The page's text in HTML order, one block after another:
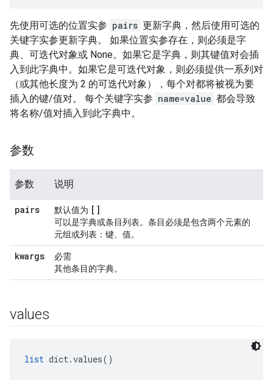
先使用可选的位置实参 pairs 更新字典，然后使用可选的
关键字实参更新字典。 如果位置实参存在，则必须是字
典、可迭代对象或 None。如果它是字典，则其键值对会插
入到此字典中。如果它是可迭代对象，则必须提供一系列对
（或其他长度为 2 的可迭代对象），每个对都将被视为要
插入的键/值对。 每个关键字实参 name=value 都会导致
将名称/值对插入到此字典中。
参数
参数 说明
pairs 默认值为 []
可以是字典或条目列表。条目必须是包含两个元素的
元组或列表：键、值。
kwargs
必需
其他条目的字典。
values
list dict.values()